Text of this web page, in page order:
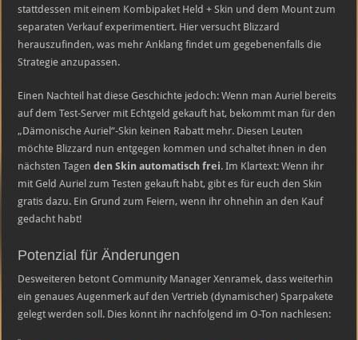
stattdessen mit einem Kombipaket Held + Skin und dem Mount zum
separaten Verkauf experimentiert. Hier versucht Blizzard
herauszufinden, was mehr Anklang findet um gegebenenfalls die
Strategie anzupassen.
Einen Nachteil hat diese Geschichte jedoch: Wenn man Auriel bereits
auf dem Test-Server mit Echtgeld gekauft hat, bekommt man für den
„Dämonische Auriel“-Skin keinen Rabatt mehr. Diesen Leuten
möchte Blizzard nun entgegen kommen und schaltet ihnen in den
nächsten Tagenden Skin automatisch frei. Im Klartext: Wenn ihr
mit Geld Auriel zum Testen gekauft habt, gibt es für euch den Skin
gratis dazu. Ein Grund zum Feiern, wenn ihr ohnehin an den Kauf
gedacht habt!
Potenzial für Änderungen
Desweiteren betont Community Manager Xenramek, dass weiterhin
ein genaues Augenmerk auf den Vertrieb (dynamischer) Sparpakete
gelegt werden soll. Dies könnt ihr nachfolgend im O-Ton nachlesen: